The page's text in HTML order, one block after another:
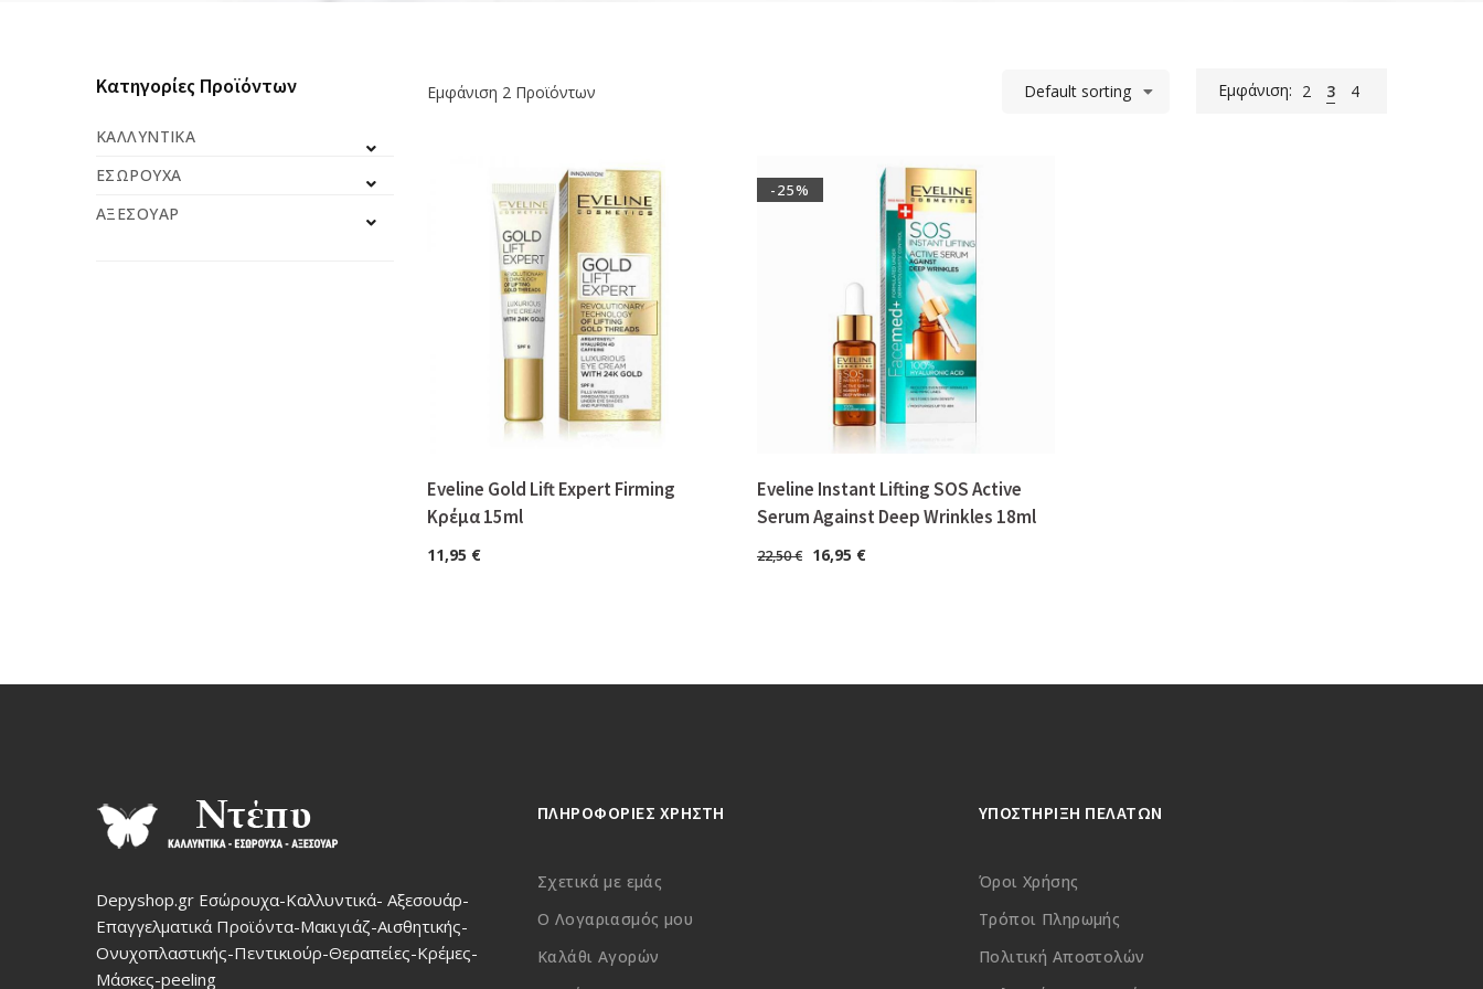
Εμφάνιση 2 Προϊόντων Default sorting Εμφάνιση: 2 3 4
Eveline Gold Lift Expert Firming
Κρέμα 15ml
11,95 €
-25%
Eveline Instant Lifting SOS Active
Serum Against Deep Wrinkles 18ml
22,50€ 16,95 €
Κατηγορίες Προϊόντων
ΚΑΛΛΥΝΤΙΚΆ
ΕΣΏΡΟΥΧΑ
ΑΞΕΣΟΥΆΡ
Depyshop.gr Εσώρουχα-Καλλυντικά- Αξεσουάρ-
Επαγγελματικά Προϊόντα-Μακιγιάζ-Αισθητικής-
Ονυχοπλαστικής-Πεντικιούρ-Θεραπείες-Κρέμες-
Μάσκες-peeling
ΠΛΗΡΟΦΟΡΙΕΣ ΧΡΗΣΤΗ
Σχετικά με εμάς
Ο Λογαριασμός μου
Καλάθι Αγορών
ΥΠΟΣΤΗΡΙΞΗ ΠΕΛΑΤΩΝ
Όροι Χρήσης
Τρόποι Πληρωμής
Πολιτική Αποστολών